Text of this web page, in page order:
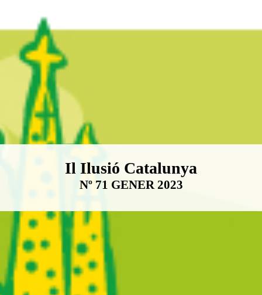
Boletín Il·lusió Catalunya
Il Ilusió Catalunya
Nº 71 GENER 2023